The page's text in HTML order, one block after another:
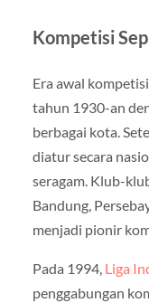
Kompetisi
Era awal
tahun 1930-an
berbagai kota.
diatur secara
seragam. Klub-
Bandung,
menjadi pionir
Pada 1994, Liga
penggabungan